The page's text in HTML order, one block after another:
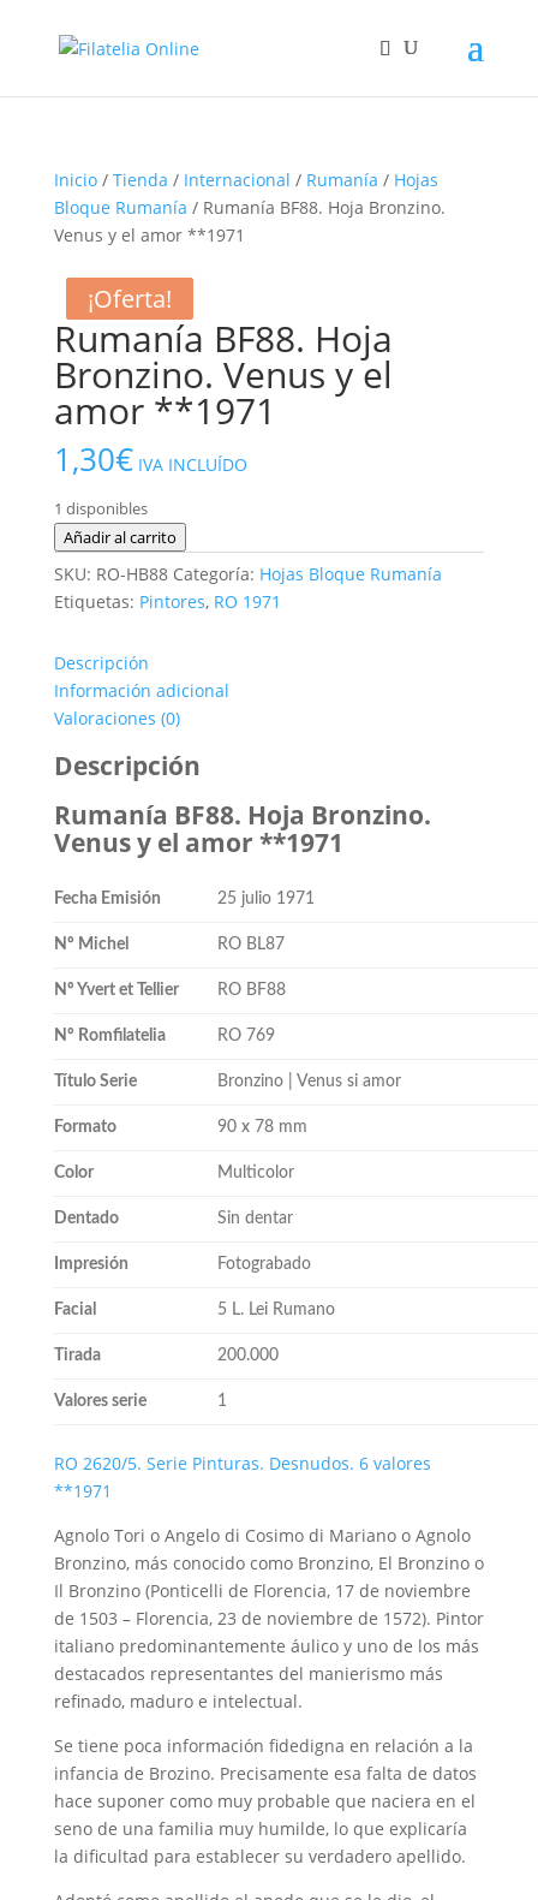
Inicio/ Tienda / Internacional / Rumanía / Hojas
Bloque Rumanía / Rumanía BF88. Hoja Bronzino.
Venus y el amor **1971
Rumanía BF88. Hoja
Bronzino. Venus y el
amor **1971
1,30€ IVA INCLUÍDO
1 disponibles
Rumanía
BF88.
Hoja
Bronzino.
y
el
amor
**1971
Añadir al carrito
SKU: RO-HB88 Categoría: Hojas Bloque Rumanía
Etiquetas: Pintores, RO 1971
Descripción
Información adicional
Valoraciones (0)
Descripción
Rumanía BF88. Hoja Bronzino.
Venus y el amor **1971
Fecha Emisión 25 julio 1971
Nº Michel RO BL87
Nº Yvert et Tellier RO BF88
Nº Romfilatelia RO 769
Título Serie Bronzino | Venus si amor
Formato 90 x 78 mm
Color Multicolor
Dentado Sin dentar
Impresión Fotograbado
Facial 5 L. Lei Rumano
Tirada 200.000
Valores serie 1
RO 2620/5. Serie Pinturas. Desnudos. 6 valores
**1971
Agnolo Tori o Angelo di Cosimo di Mariano o Agnolo
Bronzino, más conocido como Bronzino, El Bronzino o
Il Bronzino (Ponticelli de Florencia, 17 de noviembre
de 1503 – Florencia, 23 de noviembre de 1572). Pintor
italiano predominantemente áulico y uno de los más
destacados representantes del manierismo más
refinado, maduro e intelectual.
Se tiene poca información fidedigna en relación a la
infancia de Brozino. Precisamente esa falta de datos
hace suponer como muy probable que naciera en el
seno de una familia muy humilde, lo que explicaría
la dificultad para establecer su verdadero apellido.
¡Oferta!
¡Oferta!